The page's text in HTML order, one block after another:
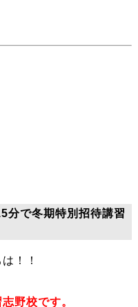
で冬期特別招待講習
！！
野校です。